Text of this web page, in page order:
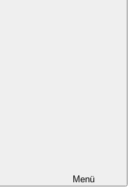
Menü